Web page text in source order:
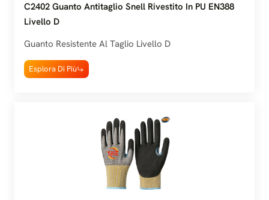
C2402 Guanto Antitaglio Snell Rivestito In PU EN388
Livello D
Guanto Resistente Al Taglio Livello D
Esplora Di Più